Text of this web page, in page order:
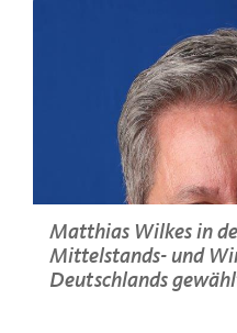
Matthias Wilkes in
Mittelstands- und
Deutschlands